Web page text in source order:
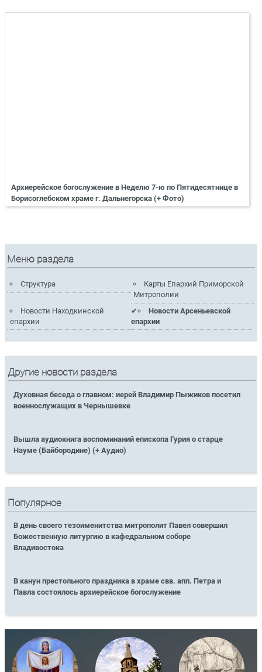
Архиерейское богослужение в Неделю 7-ю по Пятидесятнице в
Борисоглебском храме г. Дальнегорска (+ Фото)
Меню раздела
Структура
Карты Епархий Приморской
Митрополии
Новости Находкинской
епархии
Новости Арсеньевской
епархии
Другие новости раздела
Духовная беседа о главном: иерей Владимир Пыжиков посетил
военнослужащих в Чернышевке
Вышла аудиокнига воспоминаний епископа Гурия о старце
Науме (Байбородине) (+ Аудио)
Популярное
В день своего тезоименитства митрополит Павел совершил
Божественную литургию в кафедральном соборе
Владивостока
В канун престольного праздника в храме свв. апп. Петра и
Павла состоялось архиерейское богослужение